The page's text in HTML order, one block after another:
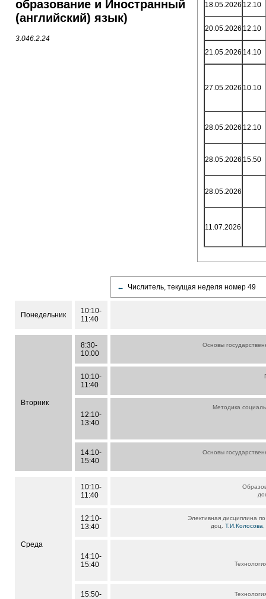
образование и Иностранный
(английский) язык)
3.046.2.24
18.05.2026 12.10
20.05.2026 12.10
21.05.2026 14.10
27.05.2026 10.10
28.05.2026 12.10
28.05.2026 15.50
28.05.2026
11.07.2026
← Числитель, текущая неделя номер 49
Понедельник
10:10-
11:40
Вторник
8:30-
10:00
Основы
10:10-
11:40
12:10-
13:40
Методика
14:10-
15:40
Основы
Среда
10:10-
11:40
12:10-
13:40
Элективная дисциплина
доц.Т.И.Колосова
14:10-
15:40
15:50-